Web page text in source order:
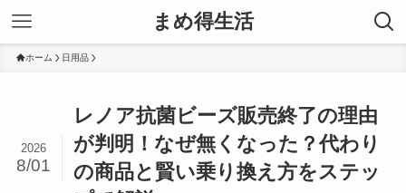
まめ得生活
ホーム 日用品
レノア抗菌ビーズ販売終了の理由
が判明！なぜ無くなった？代わり
の商品と賢い乗り換え方をステッ
2026
8/01